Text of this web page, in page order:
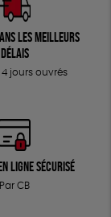
les meilleurs
délais
4 jours ouvrés
ligne sécurisé
Par CB